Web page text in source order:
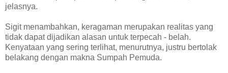
jelasnya.
Sigit menambahkan, keragaman merupakan realitas yang
tidak dapat dijadikan alasan untuk terpecah - belah.
Kenyataan yang sering terlihat, menurutnya, justru bertolak
belakang dengan makna Sumpah Pemuda.